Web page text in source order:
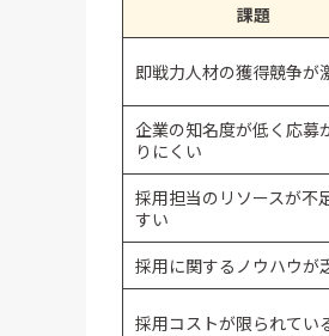
スタートアップ
スタートアップ・
自社の採用計画に適
自社にマッチした
課題
即戦力人材の獲得競争が
企業の知名度が低く応募
りにくい
採用担当のリソースが不
すい
採用に関するノウハウが
採用コストが限られてい